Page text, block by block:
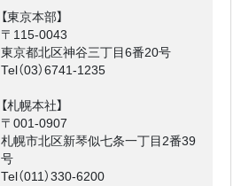
【東京本部】
〒115-0043
東京都北区神谷三丁目6番20号
Tel（03）6741-1235
【札幌本社】
〒001-0907
札幌市北区新琴似七条一丁目2番39
号
Tel（011）330-6200